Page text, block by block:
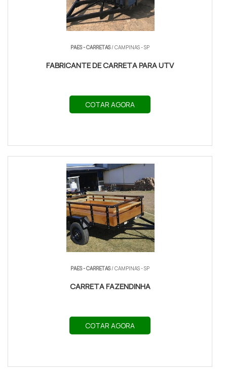
PAES - CARRETAS/ CAMPINAS - SP
FABRICANTE DE CARRETA PARA UTV
COTAR AGORA
PAES - CARRETAS/ CAMPINAS - SP
CARRETA FAZENDINHA
COTAR AGORA